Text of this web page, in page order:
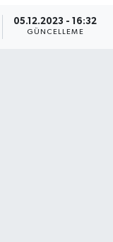
05.12.2023 - 16:32
GÜNCELLEME